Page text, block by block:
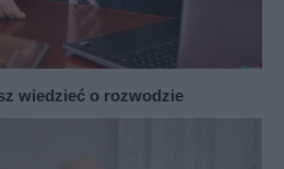
wiedzieć o rozwodzie